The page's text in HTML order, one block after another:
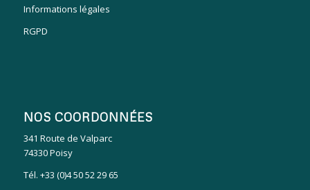
Informations légales
RGPD
NOS COORDONNÉES
341 Route de Valparc
74330 Poisy
Tél. +33 (0)4 50 52 29 65